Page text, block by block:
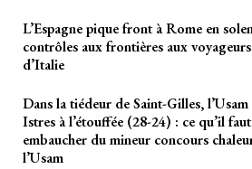
L’Espagne pique front à Rome en
contrôles aux frontières aux
d’Italie
Dans la tiédeur de Saint-Gilles,
Istres à l’étouffée (28-24) : ce qu’il faut
embaucher du mineur concours
l’Usam